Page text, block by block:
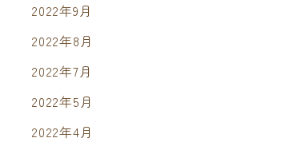
2022年9月
2022年8月
2022年7月
2022年5月
2022年4月